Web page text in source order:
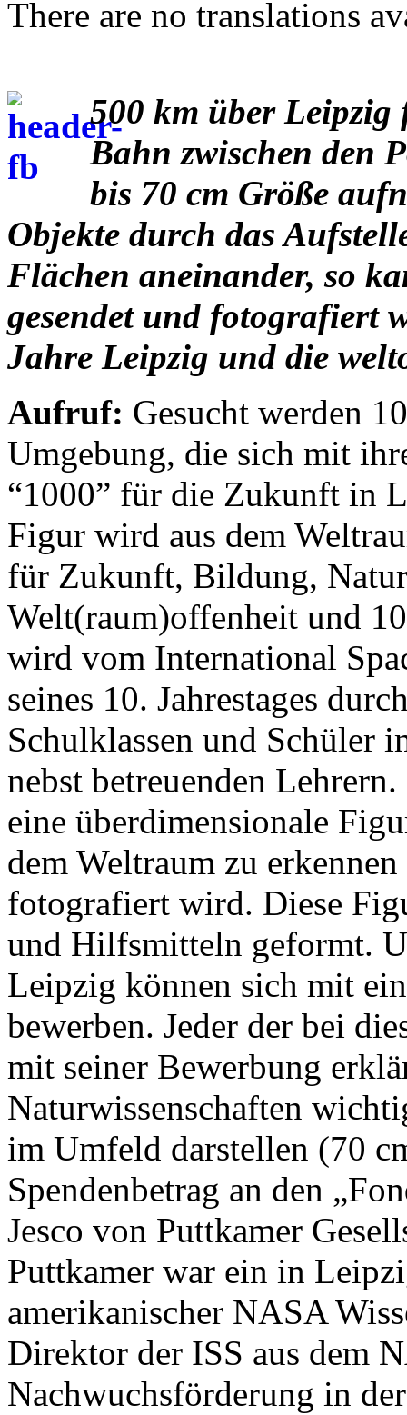
There are no translations
500 km über Leipzig
Bahn zwischen den
bis 70 cm Größe
Objekte durch das
Flächen aneinander, so
gesendet und fotografiert
Jahre Leipzig und die
Aufruf: Gesucht werden
Umgebung, die sich mit
“1000” für die Zukunft in
Figur wird aus dem
für Zukunft, Bildung,
Welt(raum)offenheit und
wird vom International
seines 10. Jahrestages
Schulklassen und Schüler
nebst betreuenden
eine überdimensionale
dem Weltraum zu
fotografiert wird. Diese
und Hilfsmitteln geformt.
Leipzig können sich mit
bewerben. Jeder der bei
mit seiner Bewerbung
Naturwissenschaften
im Umfeld darstellen (70
Spendenbetrag an den
Jesco von Puttkamer
Puttkamer war ein in
amerikanischer NASA
Direktor der ISS aus dem
Nachwuchsförderung in